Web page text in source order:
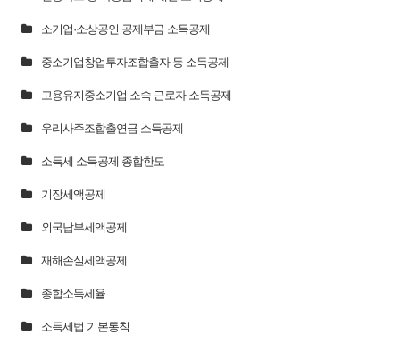
소기업·소상공인 공제부금 소득공제
중소기업창업투자조합출자 등 소득공제
고용유지중소기업 소속 근로자 소득공제
우리사주조합출연금 소득공제
소득세 소득공제 종합한도
기장세액공제
외국납부세액공제
재해손실세액공제
종합소득세율
소득세법 기본통칙